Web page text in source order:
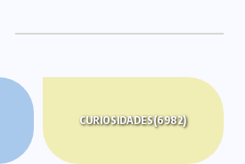
CURIOSIDADES(6982)